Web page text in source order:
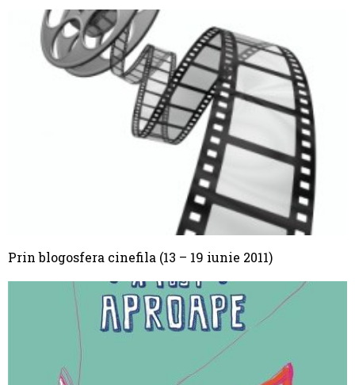
Prin blogosfera cinefila (13 – 19 iunie 2011)